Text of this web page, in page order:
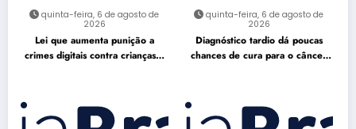
quinta-feira, 6 de agosto de
2026
Lei que aumenta punição a
crimes digitais contra crianças é
quinta-feira, 6 de agosto de
2026
Diagnóstico tardio dá poucas
chances de cura para o câncer